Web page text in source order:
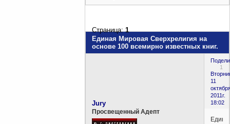
Единая Мировая Сверхрелигия на
основе 100 всемирно известных книг.
Страница:1
1
11
2011г.
18:02
Jury
Просвещенный Адепт